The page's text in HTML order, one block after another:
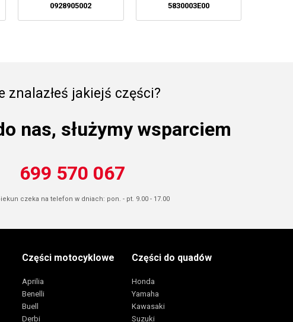
0928905002 5830003E00
znalazłeś jakiejś części?
nas, służymy wsparciem
699 570 067
czeka na telefon w dniach: pon. - pt. 9.00 - 17.00
Części motocyklowe
Aprilia
Benelli
Buell
Derbi
Części do quadów
Honda
Yamaha
Kawasaki
Suzuki